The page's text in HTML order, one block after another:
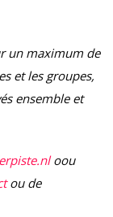
un maximum de
et les groupes,
ensemble et
oou
ou de